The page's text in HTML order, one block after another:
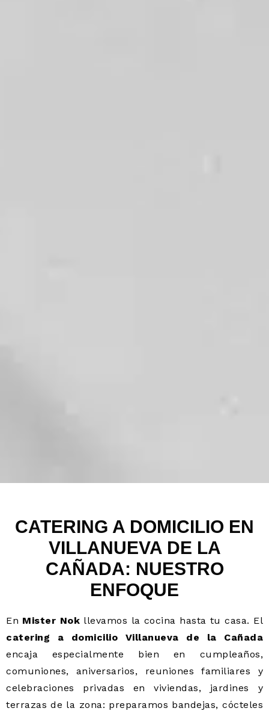
CATERING A DOMICILIO EN
VILLANUEVA DE LA
CAÑADA: NUESTRO
ENFOQUE
En Mister Nok llevamos la cocina hasta tu casa. El
catering a domicilio Villanueva de la Cañada
encaja especialmente bien en cumpleaños,
comuniones, aniversarios, reuniones familiares y
celebraciones privadas en viviendas, jardines y
terrazas de la zona: preparamos bandejas, cócteles